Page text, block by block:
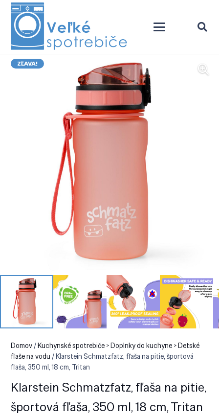
ZĽAVA!
Domov/Kuchynské spotrebiče > Doplnky do kuchyne > Detské
fľaše na vodu / Klarstein Schmatzfatz, fľaša na pitie, športová
fľaša, 350 ml, 18 cm, Tritan
Klarstein Schmatzfatz, fľaša na pitie,
športová fľaša, 350 ml, 18 cm, Tritan